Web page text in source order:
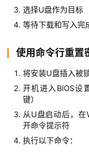
选择U盘作为目标
等待下载和写入完
使用命令行重置
将安装U盘插入被
开机进入BIOS设
键）
从U盘启动后，
开命令提示符
执行以下命令：